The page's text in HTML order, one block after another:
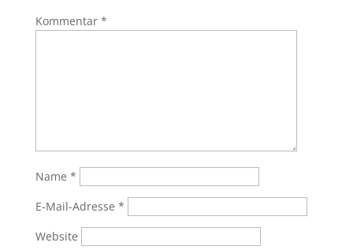
Kommentar *
Name *
E-Mail-Adresse *
Website